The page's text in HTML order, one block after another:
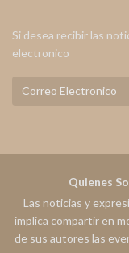
Si desea recibir las
electronico
Quienes
Las noticias y
implica compartir en
de sus autores las